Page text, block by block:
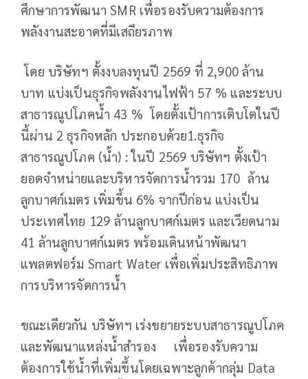
ศึกษาการพัฒนา SMR เพื่อรองรับความต้องการ
พลังงานสะอาดที่มีเสถียรภาพ
โดย บริษัทฯ ตั้งงบลงทุนปี 2569 ที่ 2,900 ล้าน
บาท แบ่งเป็นธุรกิจพลังงานไฟฟ้า 57 % และระบบ
สาธารณูปโภคน้ำ 43 % โดยตั้งเป้าการเติบโตในปี
นี้ผ่าน 2 ธุรกิจหลัก ประกอบด้วย1.ธุรกิจ
สาธารณูปโภค (น้ำ) : ในปี 2569 บริษัทฯ ตั้งเป้า
ยอดจำหน่ายและบริหารจัดการน้ำรวม 170 ล้าน
ลูกบาศก์เมตร เพิ่มขึ้น 6% จากปีก่อน แบ่งเป็น
ประเทศไทย 129 ล้านลูกบาศก์เมตร และเวียดนาม
41 ล้านลูกบาศก์เมตร พร้อมเดินหน้าพัฒนา
แพลตฟอร์ม Smart Water เพื่อเพิ่มประสิทธิภาพ
การบริหารจัดการน้ำ
ขณะเดียวกัน บริษัทฯ เร่งขยายระบบสาธารณูปโภค
และพัฒนาแหล่งน้ำสำรอง เพื่อรองรับความ
ต้องการใช้น้ำที่เพิ่มขึ้นโดยเฉพาะลูกค้ากลุ่ม Data